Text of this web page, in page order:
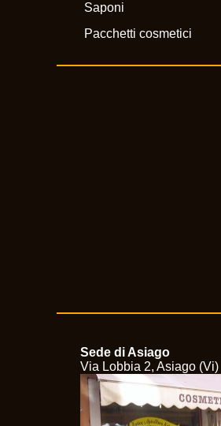
Saponi
Pacchetti cosmetici
Sede di Asiago
Via Lobbia 2, Asiago (Vi)